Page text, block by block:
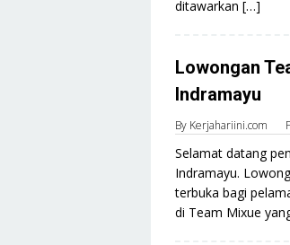
ditawarkan […]
Lowongan
Indramayu
By Kerjahariini.com
Selamat datang
Indramayu.
terbuka bagi
di Team Mixue